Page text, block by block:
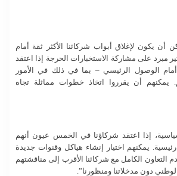
أن يكون لإغلاق أبواب شركائنا الأكثر ثقة أمام
مبرد على مشاركة الاستخبارات الحرجة إذا اعتقد
الوصول الرئيسي – بما في ذلك في الأمور
يمكنهم أن يقرروا اتخاذ خطوات مماثلة تجاه
إذا اعتقد شركاؤنا في الخمس عيون أنهم
يمكنهم اختيار إنشاء هياكل وقنوات جديدة
التعاون الكامل مع شركائنا الأقرب إلى مناقشتهم
دون مدخلاتنا ومنظورنا”.